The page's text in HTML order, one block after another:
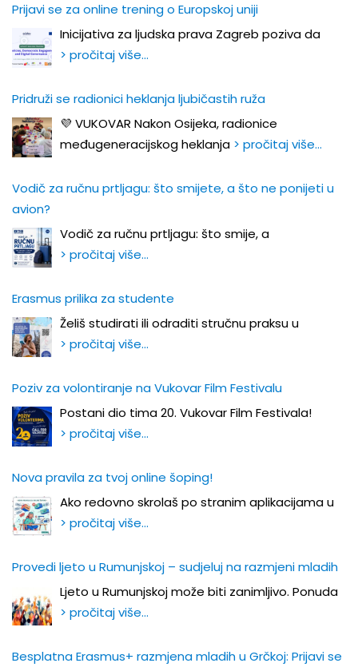
Prijavi se za online trening o Europskoj uniji
Inicijativa za ljudska prava Zagreb poziva da
> pročitaj više…
Pridruži se radionici heklanja ljubičastih ruža
💜 VUKOVAR Nakon Osijeka, radionice
međugeneracijskog heklanja > pročitaj više…
Vodič za ručnu prtljagu: što smijete, a što ne ponijeti u
avion?
Vodič za ručnu prtljagu: što smije, a
> pročitaj više…
Erasmus prilika za studente
Želiš studirati ili odraditi stručnu praksu u
> pročitaj više…
Poziv za volontiranje na Vukovar Film Festivalu
Postani dio tima 20. Vukovar Film Festivala!
> pročitaj više…
Nova pravila za tvoj online šoping!
Ako redovno skrolaš po stranim aplikacijama u
> pročitaj više…
Provedi ljeto u Rumunjskoj – sudjeluj na razmjeni mladih
Ljeto u Rumunjskoj može biti zanimljivo. Ponuda
> pročitaj više…
Besplatna Erasmus+ razmjena mladih u Grčkoj: Prijavi se